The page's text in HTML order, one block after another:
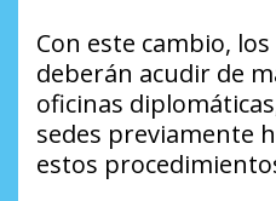
Con este cambio,
deberán acudir de
oficinas
sedes previamente
estos